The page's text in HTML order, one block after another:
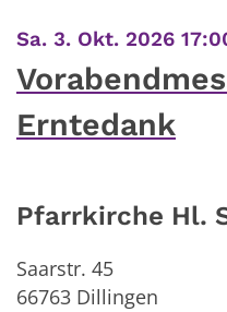
Sa. 3. Okt. 2026
Erntedank
Pfarrkirche Hl.
Saarstr. 45
66763 Dillingen